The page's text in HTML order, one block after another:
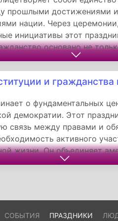
прошлыми достижениями
нации. Через
инициативы этот
основано не
ответственности.
это особенно важно —
от
и
о фундаментальных
демократии. Этот
связь между правами и
активного
жизни. Он объединяет
происхождения вокруг
СОБЫТИЯ ПРАЗДНИКИ